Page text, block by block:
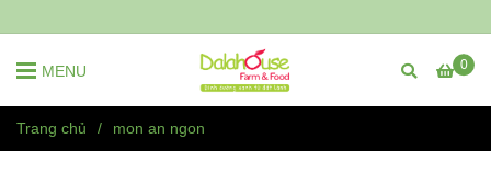
0
MENU
Trang chủ / mon an ngon